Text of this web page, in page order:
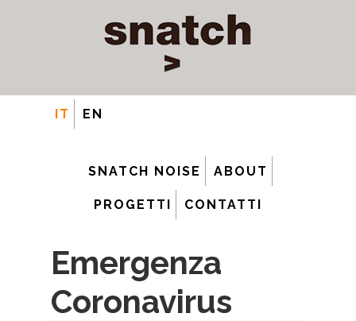
IT EN
SNATCH NOISE ABOUT
PROGETTI CONTATTI
Emergenza
Coronavirus